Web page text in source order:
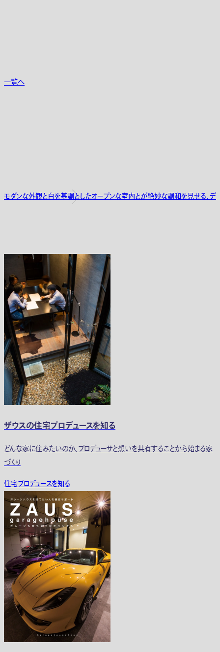
一覧へ
モダンな外観と白を基調としたオープンな室内とが絶妙な調和を見せる、
ザウスの住宅プロデュースを知る
どんな家に住みたいのか、プロデューサと想いを共有することから始まる家
づくり
住宅プロデュースを知る